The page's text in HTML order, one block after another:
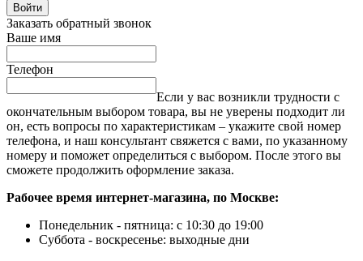
Войти
Заказать обратный звонок
Ваше имя
Телефон
Если у вас возникли трудности с
окончательным выбором товара, вы не уверены подходит ли
он, есть вопросы по характеристикам – укажите свой номер
телефона, и наш консультант свяжется с вами, по указанному
номеру и поможет определиться с выбором. После этого вы
сможете продолжить оформление заказа.
Рабочее время интернет-магазина, по Москве:
Понедельник - пятница: с 10:30 до 19:00
Суббота - воскресенье: выходные дни